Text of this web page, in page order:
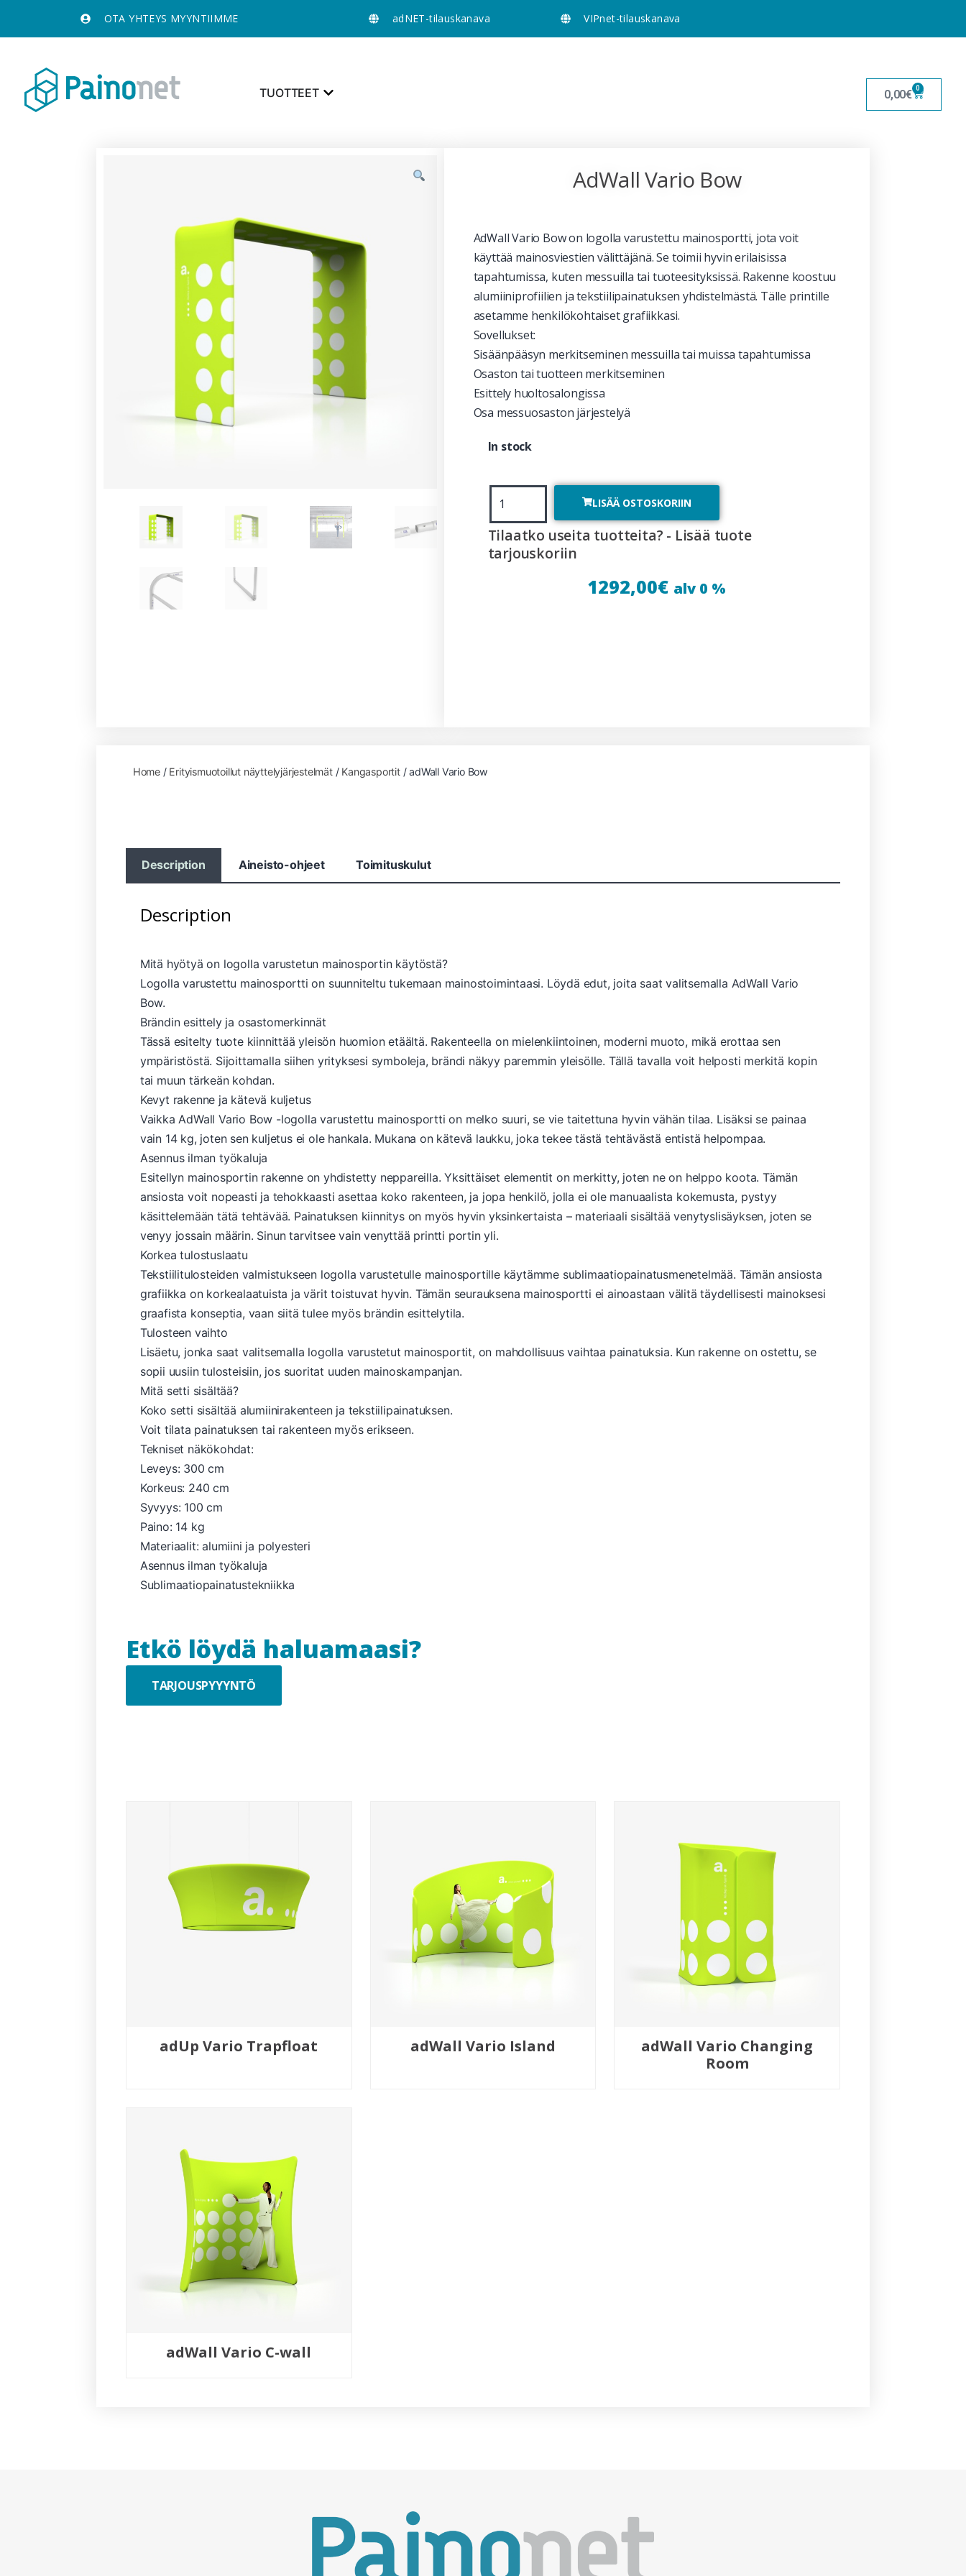
OTA YHTEYS MYYNTIIMME adNET-tilauskanava VIPnet-tilauskanava
TUOTTEET 0,00€ 0
AdWall Vario Bow
AdWall Vario Bow on logolla varustettu mainosportti, jota voit
käyttää mainosviestien välittäjänä. Se toimii hyvin erilaisissa
tapahtumissa, kuten messuilla tai tuoteesityksissä. Rakenne koostuu
alumiiniprofiilien ja tekstiilipainatuksen yhdistelmästä. Tälle printille
asetamme henkilökohtaiset grafiikkasi.
Sovellukset:
Sisäänpääsyn merkitseminen messuilla tai muissa tapahtumissa
Osaston tai tuotteen merkitseminen
Esittely huoltosalongissa
Osa messuosaston järjestelyä
In stock
LISÄÄ OSTOSKORIIN
Tilaatko useita tuotteita? - Lisää tuote
tarjouskoriin
1292,00€ alv 0 %
Home/ Erityismuotoillut näyttelyjärjestelmät/ Kangasportit/ adWall Vario Bow
Description Aineisto-ohjeet Toimituskulut
Description
Mitä hyötyä on logolla varustetun mainosportin käytöstä?
Logolla varustettu mainosportti on suunniteltu tukemaan mainostoimintaasi. Löydä edut, joita saat valitsemalla AdWall Vario
Bow.
Brändin esittely ja osastomerkinnät
Tässä esitelty tuote kiinnittää yleisön huomion etäältä. Rakenteella on mielenkiintoinen, moderni muoto, mikä erottaa sen
ympäristöstä. Sijoittamalla siihen yrityksesi symboleja, brändi näkyy paremmin yleisölle. Tällä tavalla voit helposti merkitä kopin
tai muun tärkeän kohdan.
Kevyt rakenne ja kätevä kuljetus
Vaikka AdWall Vario Bow -logolla varustettu mainosportti on melko suuri, se vie taitettuna hyvin vähän tilaa. Lisäksi se painaa
vain 14 kg, joten sen kuljetus ei ole hankala. Mukana on kätevä laukku, joka tekee tästä tehtävästä entistä helpompaa.
Asennus ilman työkaluja
Esitellyn mainosportin rakenne on yhdistetty neppareilla. Yksittäiset elementit on merkitty, joten ne on helppo koota. Tämän
ansiosta voit nopeasti ja tehokkaasti asettaa koko rakenteen, ja jopa henkilö, jolla ei ole manuaalista kokemusta, pystyy
käsittelemään tätä tehtävää. Painatuksen kiinnitys on myös hyvin yksinkertaista – materiaali sisältää venytyslisäyksen, joten se
venyy jossain määrin. Sinun tarvitsee vain venyttää printti portin yli.
Korkea tulostuslaatu
Tekstiilitulosteiden valmistukseen logolla varustetulle mainosportille käytämme sublimaatiopainatusmenetelmää. Tämän ansiosta
grafiikka on korkealaatuista ja värit toistuvat hyvin. Tämän seurauksena mainosportti ei ainoastaan ​​välitä täydellisesti mainoksesi
graafista konseptia, vaan siitä tulee myös brändin esittelytila.
Tulosteen vaihto
Lisäetu, jonka saat valitsemalla logolla varustetut mainosportit, on mahdollisuus vaihtaa painatuksia. Kun rakenne on ostettu, se
sopii uusiin tulosteisiin, jos suoritat uuden mainoskampanjan.
Mitä setti sisältää?
Koko setti sisältää alumiinirakenteen ja tekstiilipainatuksen.
Voit tilata painatuksen tai rakenteen myös erikseen.
Tekniset näkökohdat:
Leveys: 300 cm
Korkeus: 240 cm
Syvyys: 100 cm
Paino: 14 kg
Materiaalit: alumiini ja polyesteri
Asennus ilman työkaluja
Sublimaatiopainatustekniikka
Etkö löydä haluamaasi?
TARJOUSPYYYNTÖ
adUp Vario Trapfloat adWall Vario Island
adWall Vario Changing
Room
adWall Vario C-wall